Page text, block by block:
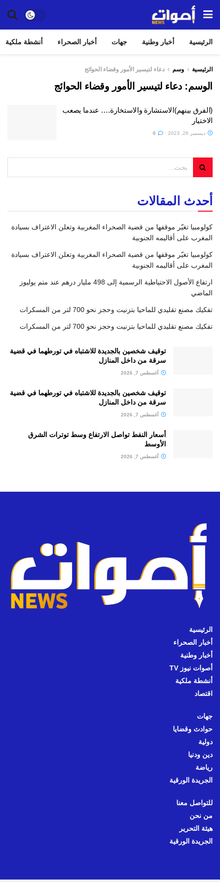
الرئيسية أخبار وطنية جهات أخبار الصحراء أنشطة ملكية
الرئيسية وسم دعاء لتيسير الأمور وقضاء الحوائج
الوسم:دعاء لتيسير الأمور وقضاء الحوائج
(الفرق بينهم)الاستشارة والاستخارة…. عندما يصعب
الاختيار
ديسمبر 26, 2023
أحدث المقالات
كولومبيا تغيّر موقفها من قضية الصحراء المغربية وتعلن الاعتراف بسيادة
المغرب على أقاليمه الجنوبية
كولومبيا تغيّر موقفها من قضية الصحراء المغربية وتعلن الاعتراف بسيادة
المغرب على أقاليمه الجنوبية
ارتفاع الأصول الاحتياطية الرسمية إلى 498 مليار درهم عند متم يوليوز
الماضي
تفكيك مصنع تقليدي للماحيا بتزنيت وحجز نحو 700 لتر من المسكرات
تفكيك مصنع تقليدي للماحيا بتزنيت وحجز نحو 700 لتر من المسكرات
توقيف شخصين بالجديدة للاشتباه في تورطهما في قضية
سرقة من داخل المنازل
أغسطس 7, 2026
توقيف شخصين بالجديدة للاشتباه في تورطهما في قضية
سرقة من داخل المنازل
أغسطس 7, 2026
أسعار النفط تواصل الارتفاع وسط توترات الشرق
الأوسط
أغسطس 7, 2026
الرئيسية
أخبار الصحراء
أخبار وطنية
أصوات نيوز TV
أنشطة ملكية
اقتصاد
جهات
حوادث وقضايا
دولية
دين ودنيا
رياضة
الجريدة الورقية
للتواصل معنا
من نحن
هيئة التحرير
الجريدة الورقية